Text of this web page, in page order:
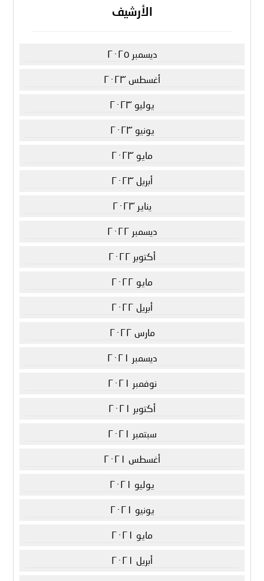
الأرشيف
ديسمبر ٢٠٢٥
أغسطس ٢٠٢٣
يوليو ٢٠٢٣
يونيو ٢٠٢٣
مايو ٢٠٢٣
أبريل ٢٠٢٣
يناير ٢٠٢٣
ديسمبر ٢٠٢٢
أكتوبر ٢٠٢٢
مايو ٢٠٢٢
أبريل ٢٠٢٢
مارس ٢٠٢٢
ديسمبر ٢٠٢١
نوفمبر ٢٠٢١
أكتوبر ٢٠٢١
سبتمبر ٢٠٢١
أغسطس ٢٠٢١
يوليو ٢٠٢١
يونيو ٢٠٢١
مايو ٢٠٢١
أبريل ٢٠٢١